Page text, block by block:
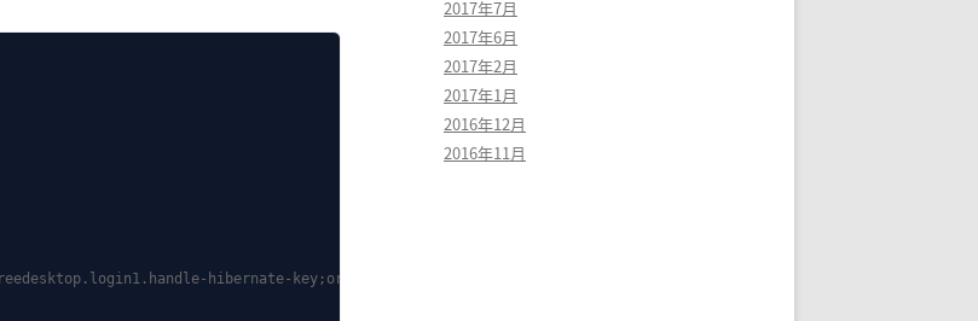
hibernate-key;org.freedesktop.login1;org.freedesktop.login1.hibernate-multiple-
2017年7月
2017年6月
2017年2月
2017年1月
2016年12月
2016年11月